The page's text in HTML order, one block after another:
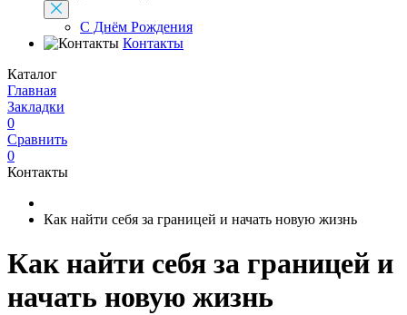
С Днём Рождения
Контакты
Каталог
Главная
Закладки
0
Сравнить
0
Контакты
Как найти себя за границей и начать новую жизнь
Как найти себя за границей и
начать новую жизнь